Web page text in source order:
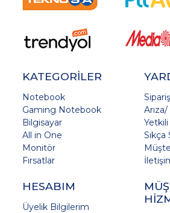
KATEGORİLER
Notebook
Gaming Notebook
Bilgisayar
All in One
Monitör
Fırsatlar
HESABIM
Üyelik Bilgilerim